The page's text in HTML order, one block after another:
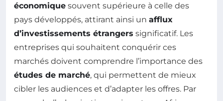
économique souvent supérieure à celle des
pays développés, attirant ainsi un afflux
d’investissements étrangers significatif. Les
entreprises qui souhaitent conquérir ces
marchés doivent comprendre l’importance des
études de marché, qui permettent de mieux
cibler les audiences et d’adapter les offres. Par